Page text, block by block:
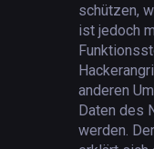
schützen,
ist jedoch
anderen
Daten des
werden.